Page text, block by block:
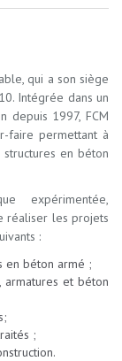
qui a son siège
Intégrée dans un
depuis 1997, FCM
faire permettant à
en béton
expérimentée,
réaliser les projets
:
en béton armé ;
et béton
;